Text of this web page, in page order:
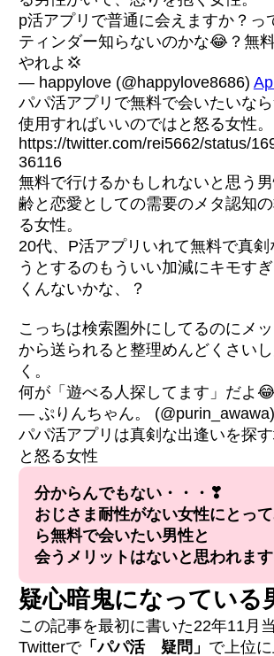
p活アプリで普通に会えますか？っ
ティンダー知らないのかな😂？無
やれよ💢
— happylove (@happylove8686)
パパ活アプリで無料で会いたいな
使用すればいいのではと怒る女性。
https://twitter.com/rei5662/status/
36116
無料で行けるかもしれないと思う
齢と恋愛としての需要のメタ認知
る女性。
20代、P活アプリいれて無料で真
うとするのもういい加減にキモす
くんないかな、？
こっちは検索圏外にしてるのにメ
から送られると整理めんどくさい
く。
何が「遊べる人探してます」だよ😂
— ぷりんちゃん。 (@purin_awawa)
パパ活アプリは真剣な出逢いを探
と怒る女性
分からんでもない・・・❣
おじさま耐性がない女性にとっ
ら無料で会いたい男性と
会うメリットはないと思われます
疑心暗鬼になっている
この記事を最初に書いた22年11月
Twitterで「パパ活 疑問」 で上位